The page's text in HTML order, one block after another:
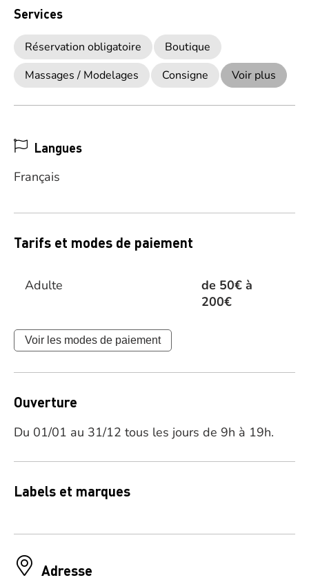
Services
Réservation obligatoire
Boutique
Massages / Modelages
Consigne Voir plus
Langues
Français
Tarifs et modes de paiement
Adulte
de 50€ à
200€
Voir les modes de paiement
Ouverture
Du 01/01 au 31/12 tous les jours de 9h à 19h.
Labels et marques
Adresse